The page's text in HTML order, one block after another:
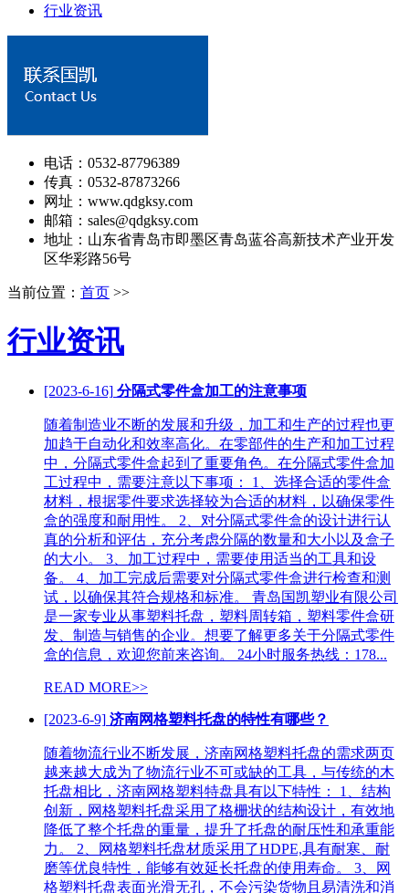
行业资讯
电话：0532-87796389
传真：0532-87873266
网址：www.qdgksy.com
邮箱：sales@qdgksy.com
地址：山东省青岛市即墨区青岛蓝谷高新技术产业开发
区华彩路56号
当前位置： 首页 >>
行业资讯
[2023-6-16] 分隔式零件盒加工的注意事项
随着制造业不断的发展和升级，加工和生产的过程也更
加趋于自动化和效率高化。在零部件的生产和加工过程
中，分隔式零件盒起到了重要角色。在分隔式零件盒加
工过程中，需要注意以下事项： 1、选择合适的零件盒
材料，根据零件要求选择较为合适的材料，以确保零件
盒的强度和耐用性。 2、对分隔式零件盒的设计进行认
真的分析和评估，充分考虑分隔的数量和大小以及盒子
的大小。 3、加工过程中，需要使用适当的工具和设
备。 4、加工完成后需要对分隔式零件盒进行检查和测
试，以确保其符合规格和标准。 青岛国凯塑业有限公司
是一家专业从事塑料托盘，塑料周转箱，塑料零件盒研
发、制造与销售的企业。想要了解更多关于分隔式零件
盒的信息，欢迎您前来咨询。 24小时服务热线：178...
READ MORE>>
[2023-6-9] 济南网格塑料托盘的特性有哪些？
随着物流行业不断发展，济南网格塑料托盘的需求两页
越来越大成为了物流行业不可或缺的工具，与传统的木
托盘相比，济南网格塑料特盘具有以下特性： 1、结构
创新，网格塑料托盘采用了格栅状的结构设计，有效地
降低了整个托盘的重量，提升了托盘的耐压性和承重能
力。 2、网格塑料托盘材质采用了HDPE,具有耐寒、耐
磨等优良特性，能够有效延长托盘的使用寿命。 3、网
格塑料托盘表面光滑无孔，不会污染货物且易清洗和消